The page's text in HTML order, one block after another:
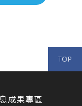
TOP
成果專區